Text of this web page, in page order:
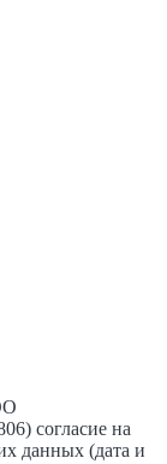
согласие на
данных (дата и